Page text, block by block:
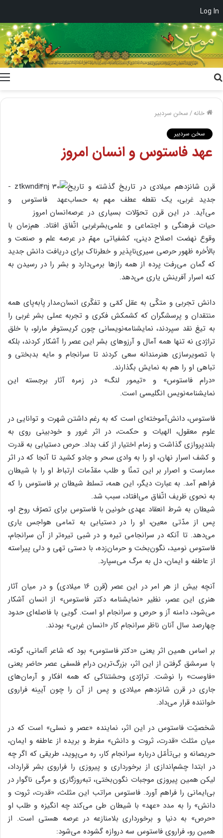
Log In
خانه/سخن سردبیر
سخن سردبیر
عهد فاستوس و انسان امروز
قرن شانزدهم میلادی در تاریخ گذشته و تاریخ
جدید غربی، یک نقطه عطف مهم به حساب
می‌آید. در این قرن تحوّلات بسیاری در عرصه
حیات فرهنگی و اجتماعی و علمی‌بشرغربی اتّفاق افتاد. هم‌زمان با
وقوع نهضت اصلاح دینی، کشفیاتی مهمّ در عرصه علم و صنعت و
بالأخره ظهور حرصی سیری‌ناپذیر و خطرناک برای دریافت دانش جدید
که گمان می‌رفت پرده از همه رازها برمی‌دارد و بشر را در رسیدن به
کنه اسرار آفرینش یاری می‌دهد.
دانش تجربی و متکّی به عقل کمّی و تفکّری انسان‌مدار پابه‌پای همه
منتقدان و پرسشگران که کشمکش فکری و تجربه عملی بشر غربی را
به تیغ نقد سپردند، نمایشنامه‌نویسانی چون کریستوفر مارلو، با خلق
تراژدی نه تنها همه آمال و آرزوهای بشر این عصر را آشکار کردند، بلکه
با تصویرسازی هنرمندانه سعی کردند تا سرانجام و مایه بدبختی و
تباهی او را هم به نمایش بگذارند.
«درام فاستوس» و «تیمور لنگ» در زمره آثار برجسته این
نمایشنامه‌نویس انگلیسی است.
فاستوس، دانش‌آموخته‌ای است که به رغم داشتن شهرت و توانایی در
علوم معقول، الهیات و حکمت، در اثر غرور و خودبینی روی به
بلندپروازی گذاشت و زمام اختیار از کف بداد. حرص دستیابی به قدرت
و کشف اسرار نهان، او را به وادی سحر و جادو کشید تا آنجا که در اثر
ممارست و اصرار بر این تمنّا و طلب مقدّمات ارتباط او را با شیطان
فراهم آمد. به عبارت دیگر، این همه، تسلط شیطان بر فاستوس را که
به نحوی ظریف اتّفاق می‌افتاد، سبب شد.
شیطان به شرط انعقاد عهدی خونین با فاستوس برای تصرّف روح او،
پس از مدّتی معین، او را در دستیابی به تمامی هواجس یاری
می‌دهد. تا آنکه در سرانجامی تیره و در شبی تیره‌تر از آن سرانجام،
فاستوس نومید، نگون‌بخت و حرمان‌زده، با دستی تهی و دلی پیراسته
از عاطفه و ایمان، دل به مرگ می‌سپارد.
آنچه بیش از هر امر در این عصر (قرن ۱۶ میلادی) و در میان آثار
هنری این عصر، نظیر «نمایشنامه دکتر فاستوس» از انسان آشکار
می‌شود، دامنه آز و حرص و سرانجام او است. گویی با فاصله‌ای حدود
چهارصد سال آنان ناظر سرانجام کار «انسان غربی» بودند.
بر اساس همین اثر یعنی «دکتر فاستوس» بود که شاعر آلمانی، گوته،
با سرمشق گرفتن از این اثر، بزرگ‌ترین درام فلسفی عصر حاضر یعنی
«فاوست» را نوشت. تراژدی وحشتناکی که همه افکار و آرمان‌های
جاری در قرن شانزدهم میلادی و پس از آن را چون آیینه فراروی
خواننده قرار می‌داد.
شخصیّت فاستوس در این اثر، نماینده «عصر و نسلی» است که در
میان مثلث «قدرت، ثروت و دانش» مفرط و بریده از عاطفه و ایمان،
حریصانه و بی‌تأمّل درباره‌ سرانجام کار، ره می‌پوید، طریقی که اگر چه
در ابتدا چشم‌اندازی از برخورداری و پیروزی را فراروی بشر قرارداد،
لیکن همین پیروزی موجبات نگون‌بختی، تبه‌روزگاری و مرگی ناگوار در
بی‌ایمانی را فراهم آورد. فاستوس مراتب این مثلث، «قدرت، ثروت و
دانش» را به مدد «عهد» با شیطان طی می‌کند چه انگیزه و طلب او
«حرص» به دنیا و برخورداری بلامنازعه در عرصه هستی است. از
همین رو، فراروی فاستوس سه دروازه گشوده می‌شود: